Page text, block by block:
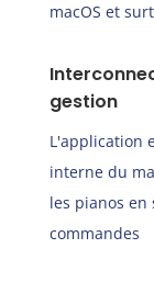
macOS et
gestion
L'application
interne du
les pianos
commandes